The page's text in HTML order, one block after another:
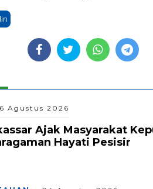
Agustus 2026
Ajak Masyarakat
Hayati Pesisir